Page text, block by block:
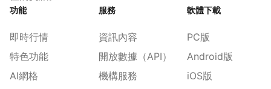
功能
即時行情
特色功能
AI網格
服務
資訊內容
開放數據（API）
機構服務
軟體下載
PC版
Android版
iOS版